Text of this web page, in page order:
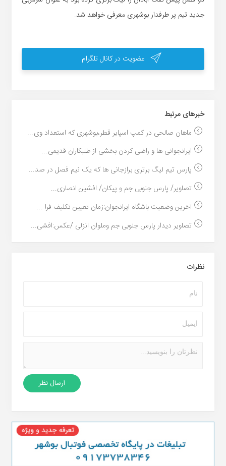
جدید تیم پر طرفدار بوشهری معرفی خواهد شد.
عضویت در کانال تلگرام
خبر‌های مرتبط
ماهان صالحی در کمپ اسپایر قطر،بوشهری که استعداد وی...
ایرانجوانی ها و راضی کردن بخشی از طلبکاران قدیمی...
پارس تیم لیگ برتری برازجانی ها که یک نیم فصل در صد...
تصاویر/ پارس جنوبی جم و پیکان/ افشین انصاری...
آخرین وضعیت باشگاه ایرانجوان:زمان تعیین تکلیف فرا ...
تصاویر دیدار پارس جنوبی جم و‌ملوان انزلی /عکس:افشی...
نظرات